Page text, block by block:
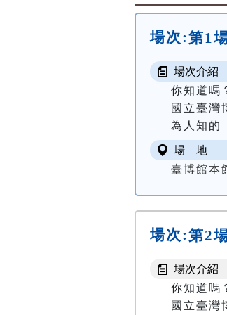
場次:第1
場次介紹
你知道嗎
國立臺灣
為人知的
場 地
臺博館本
場次:第2
場次介紹
你知道嗎
國立臺灣